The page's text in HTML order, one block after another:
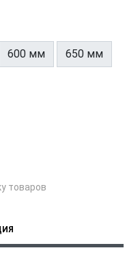
600 мм 650 мм
товаров